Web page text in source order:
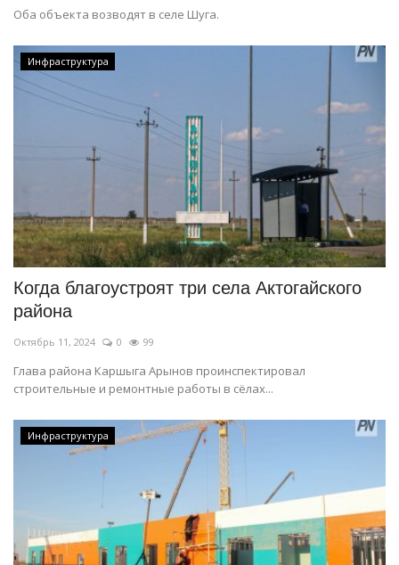
Курултай
Русский
Оба объекта возводят в селе Шуга.
Инфраструктура
Когда благоустроят три села Актогайского
района
Октябрь 11, 2024 0 99
Глава района Каршыга Арынов проинспектировал
строительные и ремонтные работы в сёлах...
Инфраструктура